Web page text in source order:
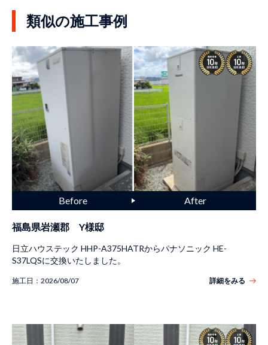
類似の施工事例
福島県岩瀬郡 Y様邸
日立ハウステック HHP-A375HATRからパナソニック HE-
S37LQSに交換いたしました。
施工日： 2026/08/07 詳細をみる